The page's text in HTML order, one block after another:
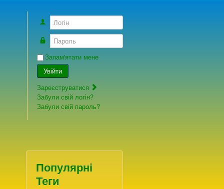
Логін
Пароль
Запам'ятати мене
Увійти
Зареєструватися
Забули свій логін?
Забули свій пароль?
Популярні
Теги